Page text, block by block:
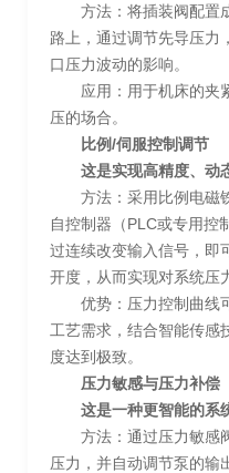
方法：将插装阀配置
路上，通过调节先导压力
口压力波动的影响。
应用：用于机床的夹
压的场合。
比例/伺服控制调节
这是实现高精度、动
方法：采用比例电磁
自控制器（PLC或专用控
过连续改变输入信号，即
开度，从而实现对系统压
优势：压力控制曲线
工艺需求，结合智能传感
度达到极致。
压力敏感与压力补偿
这是一种更智能的系
方法：通过压力敏感
压力，并自动调节泵的输